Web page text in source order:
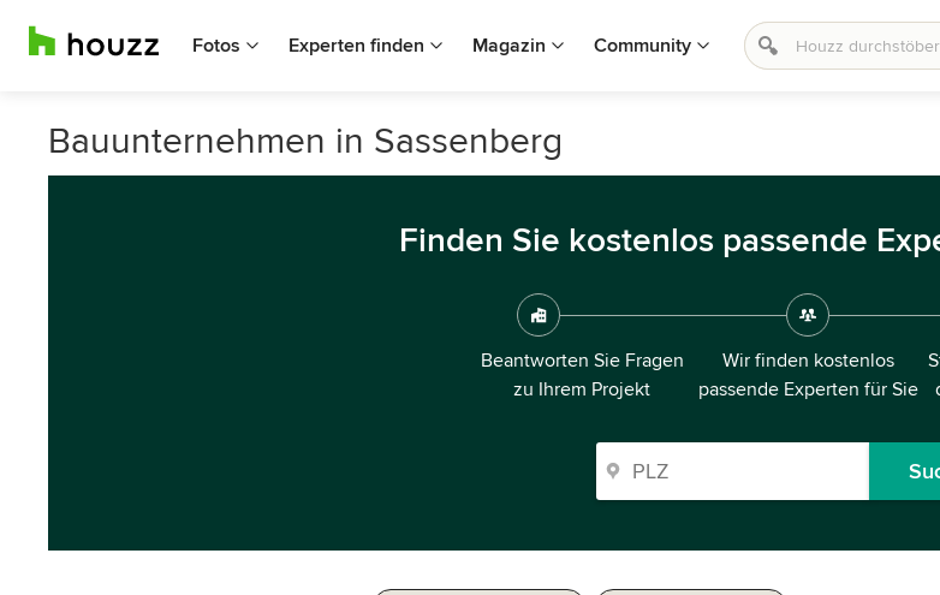
Fotos Experten finden Magazin Community
Bauunternehmen in Sassenberg
Finden Sie kostenlos passende
Beantworten Sie Fragen
zu Ihrem Projekt
Wir finden kostenlos
passende Experten für Sie